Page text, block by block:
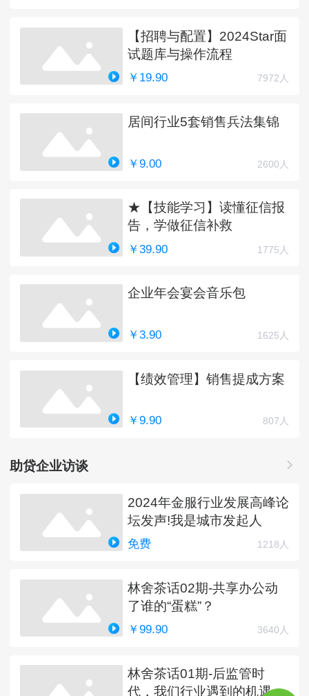
【招聘与配置】2024Star面
试题库与操作流程
￥19.90 7972人
居间行业5套销售兵法集锦
￥9.00 2600人
★【技能学习】读懂征信报
告，学做征信补救
￥39.90 1775人
企业年会宴会音乐包
￥3.90 1625人
【绩效管理】销售提成方案
￥9.90 807人
助贷企业访谈
2024年金服行业发展高峰论
坛发声!我是城市发起人
免费 1218人
林舍茶话02期-共享办公动
了谁的“蛋糕”？
￥99.90 3640人
林舍茶话01期-后监管时
代，我们行业遇到的机遇与